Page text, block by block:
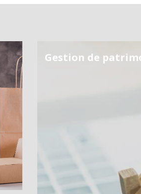
Gestion de